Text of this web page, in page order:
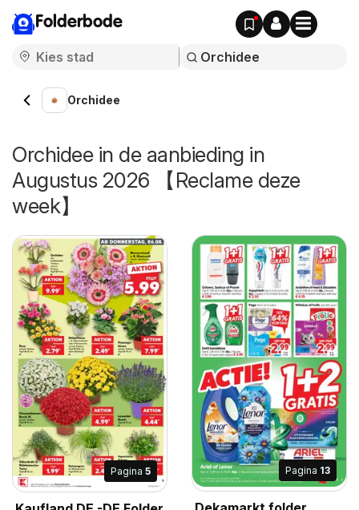
Folderbode
Orchidee
Orchidee in de aanbieding in
Augustus 2026 【Reclame deze
week】
Pagina 5 Pagina 13